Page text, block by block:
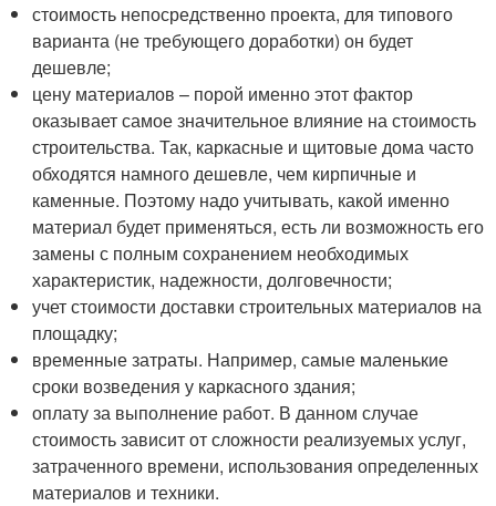
стоимость непосредственно проекта, для типового
варианта (не требующего доработки) он будет
дешевле;
цену материалов – порой именно этот фактор
оказывает самое значительное влияние на стоимость
строительства. Так, каркасные и щитовые дома часто
обходятся намного дешевле, чем кирпичные и
каменные. Поэтому надо учитывать, какой именно
материал будет применяться, есть ли возможность его
замены с полным сохранением необходимых
характеристик, надежности, долговечности;
учет стоимости доставки строительных материалов на
площадку;
временные затраты. Например, самые маленькие
сроки возведения у каркасного здания;
оплату за выполнение работ. В данном случае
стоимость зависит от сложности реализуемых услуг,
затраченного времени, использования определенных
материалов и техники.